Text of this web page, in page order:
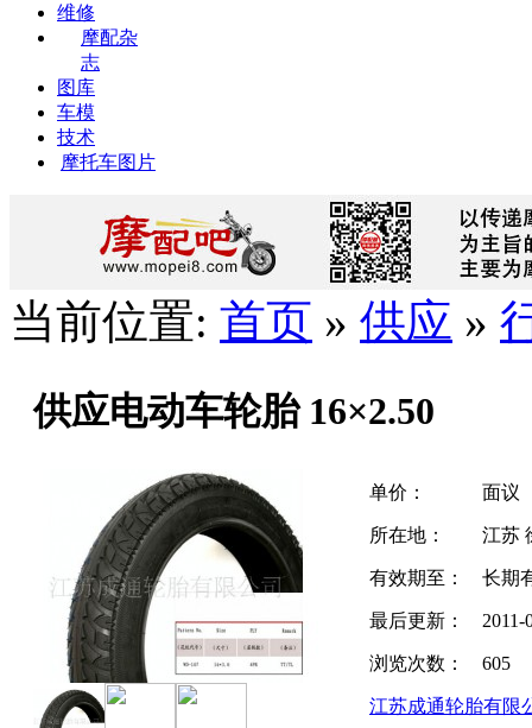
维修
摩配杂
志
图库
车模
技术
摩托车图片
当前位置: 首页 » 供应 »
供应电动车轮胎 16×2.50
单价： 面议
所在地： 江苏
有效期至： 长期
最后更新： 2011-
浏览次数： 605
江苏成通轮胎有限